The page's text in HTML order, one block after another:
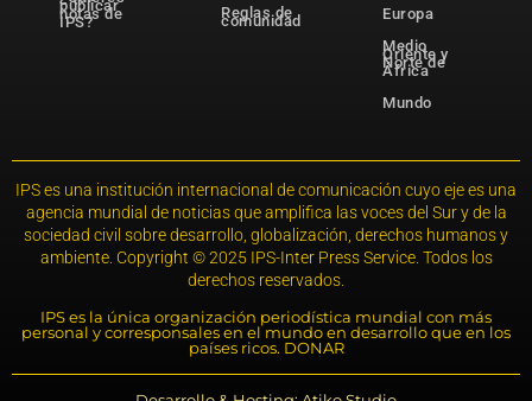
publicar
notas de
IPS?
Reglas de
comunidad
Europa
Medio
Oriente y
Norte de
África
Mundo
IPS es una institución internacional de comunicación cuyo eje es una
agencia mundial de noticias que amplifica las voces del Sur y de la
sociedad civil sobre desarrollo, globalización, derechos humanos y
ambiente. Copyright © 2025 IPS-Inter Press Service. Todos los
derechos reservados.
IPS es la única organización periodística mundial con más
personal y corresponsales en el mundo en desarrollo que en los
países ricos. DONAR